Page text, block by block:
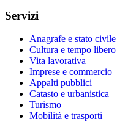
Servizi
Anagrafe e stato civile
Cultura e tempo libero
Vita lavorativa
Imprese e commercio
Appalti pubblici
Catasto e urbanistica
Turismo
Mobilità e trasporti